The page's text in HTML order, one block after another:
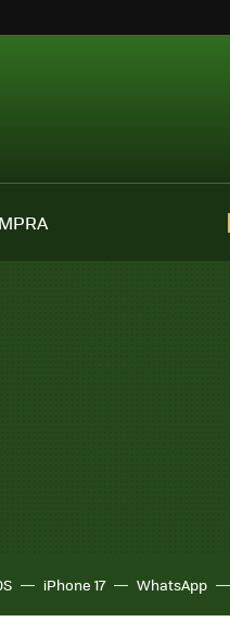
iPhone 17 WhatsApp